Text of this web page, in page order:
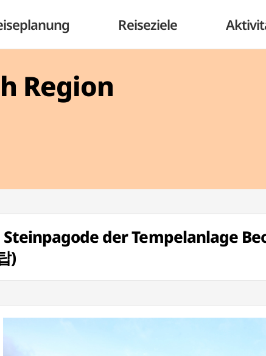
Reiseziele
Region
der Tempelanlage
)